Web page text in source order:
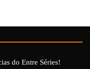
do Entre Séries!